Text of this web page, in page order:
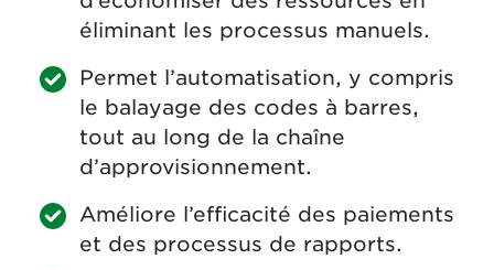
éliminant les processus manuels.
Permet l’automatisation, y compris
le balayage des codes à barres,
tout au long de la chaîne
d’approvisionnement.
Améliore l’efficacité des paiements
et des processus de rapports.